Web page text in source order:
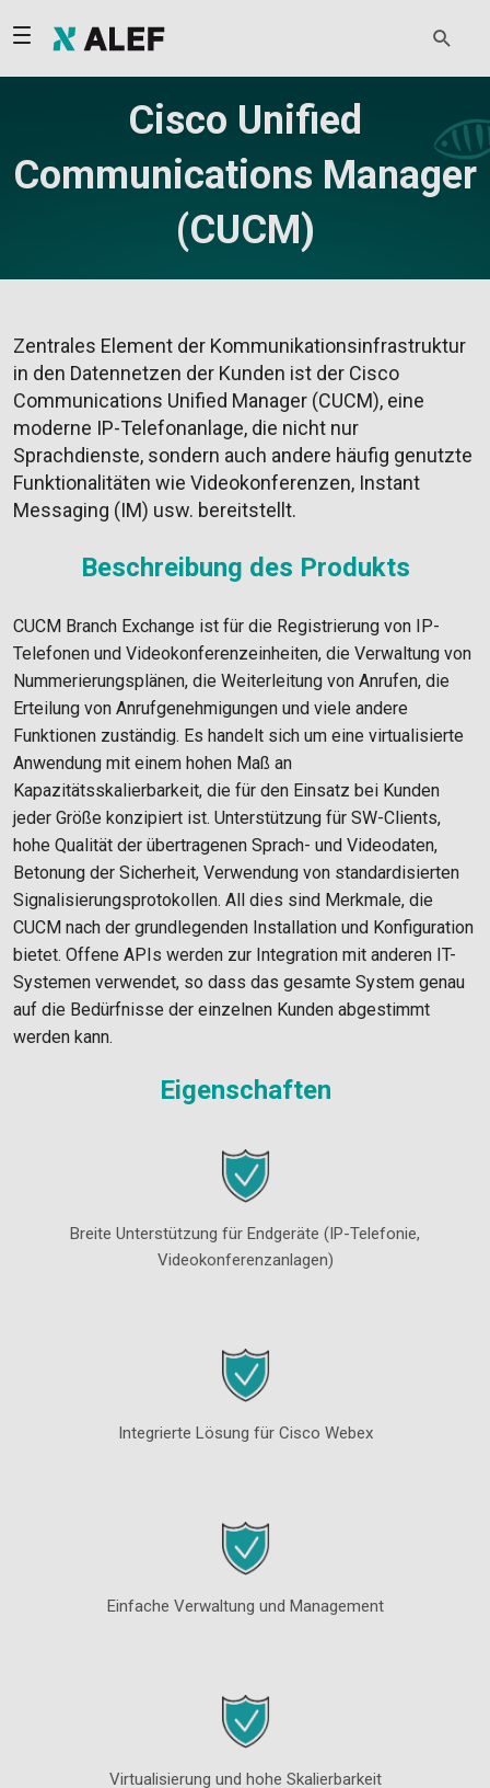
Cisco Unified
Communications Manager
(CUCM)
Zentrales Element der Kommunikationsinfrastruktur
in den Datennetzen der Kunden ist der Cisco
Communications Unified Manager (CUCM), eine
moderne IP-Telefonanlage, die nicht nur
Sprachdienste, sondern auch andere häufig genutzte
Funktionalitäten wie Videokonferenzen, Instant
Messaging (IM) usw. bereitstellt.
Beschreibung des Produkts
CUCM Branch Exchange ist für die Registrierung von IP-
Telefonen und Videokonferenzeinheiten, die Verwaltung von
Nummerierungsplänen, die Weiterleitung von Anrufen, die
Erteilung von Anrufgenehmigungen und viele andere
Funktionen zuständig. Es handelt sich um eine virtualisierte
Anwendung mit einem hohen Maß an
Kapazitätsskalierbarkeit, die für den Einsatz bei Kunden
jeder Größe konzipiert ist. Unterstützung für SW-Clients,
hohe Qualität der übertragenen Sprach- und Videodaten,
Betonung der Sicherheit, Verwendung von standardisierten
Signalisierungsprotokollen. All dies sind Merkmale, die
CUCM nach der grundlegenden Installation und Konfiguration
bietet. Offene APIs werden zur Integration mit anderen IT-
Systemen verwendet, so dass das gesamte System genau
auf die Bedürfnisse der einzelnen Kunden abgestimmt
werden kann.
Eigenschaften
Breite Unterstützung für Endgeräte (IP-Telefonie,
Videokonferenzanlagen)
Integrierte Lösung für Cisco Webex
Einfache Verwaltung und Management
Virtualisierung und hohe Skalierbarkeit